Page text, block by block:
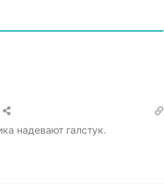
надевают галстук.